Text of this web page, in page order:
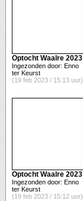
Optocht Waalre 2023
Ingezonden door: Enno
ter Keurst
(19 feb 2023 / 15:13 uur)
Optocht Waalre 2023
Ingezonden door: Enno
ter Keurst
(19 feb 2023 / 15:12 uur)